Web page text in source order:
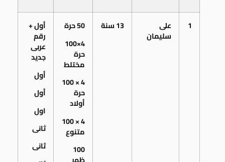
1 على
سليمان
13 سنة
50 حرة
4×100
حرة
مختلط
4 × 100
حرة
أولاد
4 × 100
متنوع
100
أول +
رقم
عربى
جديد
أول
أول
اول
ثانى
ثانى